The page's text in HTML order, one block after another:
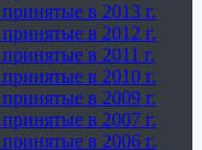
в 2013 г.
в 2012 г.
в 2011 г.
в 2010 г.
в 2009 г.
в 2007 г.
в 2006 г.